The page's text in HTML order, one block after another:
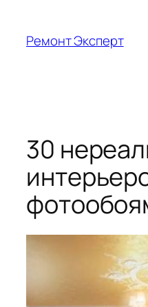
содержимому
Ремонт Эксперт
30